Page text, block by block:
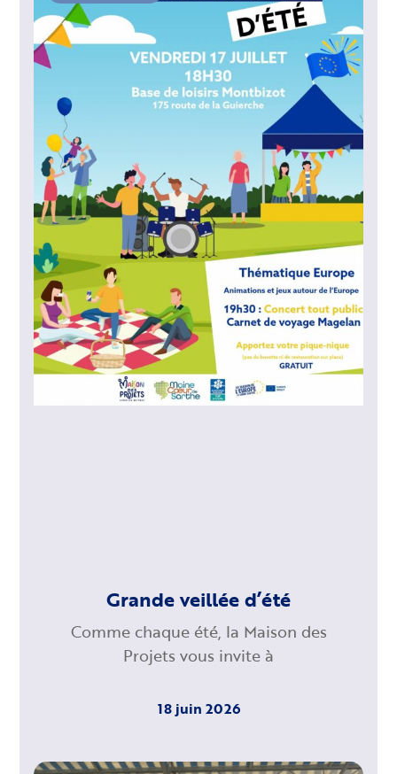
Grande veillée d’été
Comme chaque été, la Maison des
Projets vous invite à
18 juin 2026